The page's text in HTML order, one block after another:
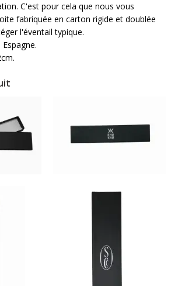
C'est pour cela que nous vous
fabriquée en carton rigide et doublée
l'éventail typique.